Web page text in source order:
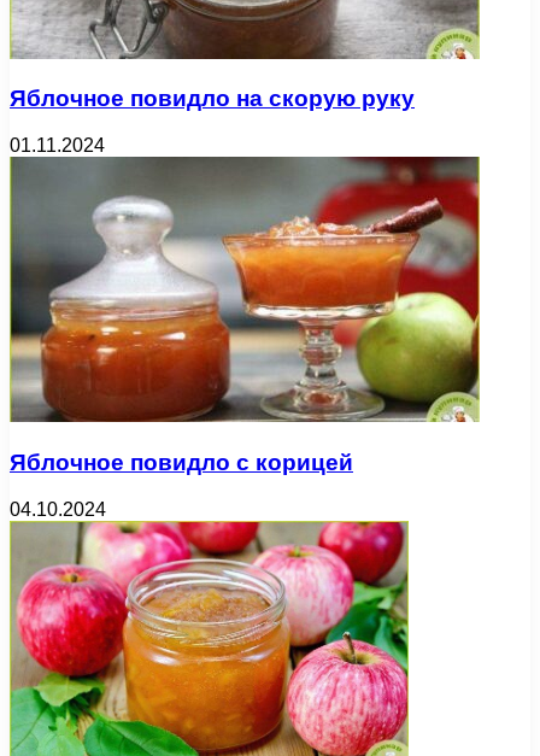
Яблочное повидло на скорую руку
01.11.2024
Яблочное повидло с корицей
04.10.2024